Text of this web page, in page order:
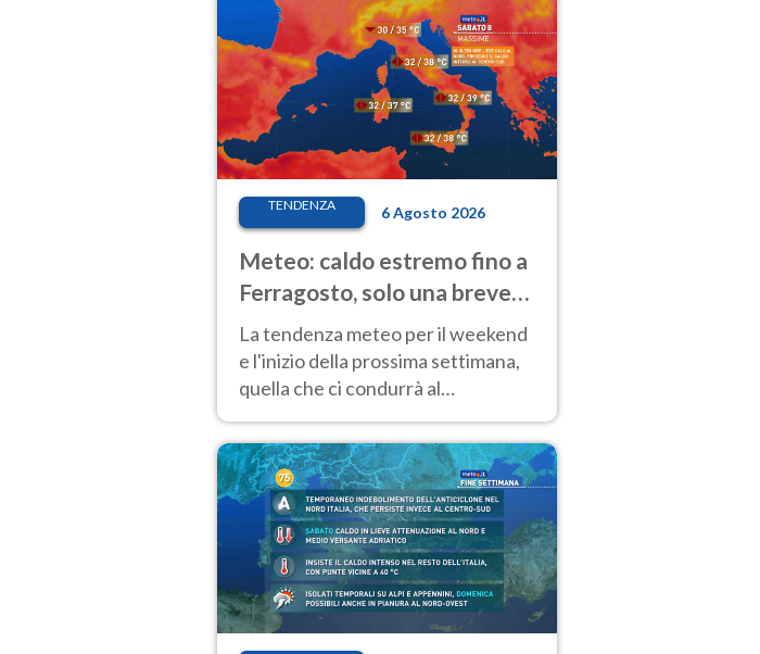
TENDENZA 6 Agosto 2026
Meteo: caldo estremo fino a
Ferragosto, solo una breve
pausa. Ecco dove
La tendenza meteo per il weekend
e l'inizio della prossima settimana,
quella che ci condurrà al
temperature molto elevate